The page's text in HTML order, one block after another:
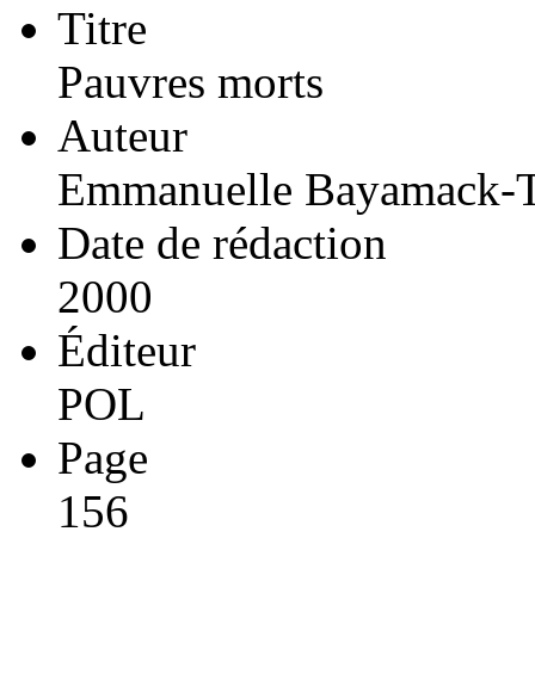
Titre
Pauvres morts
Auteur
Emmanuelle
Date de rédaction
2000
Éditeur
POL
Page
156